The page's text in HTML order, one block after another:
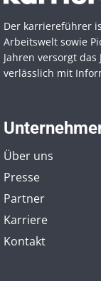
Der karriereführer
Arbeitswelt sowie
Jahren versorgt
verlässlich mit
Über uns
Presse
Partner
Karriere
Kontakt